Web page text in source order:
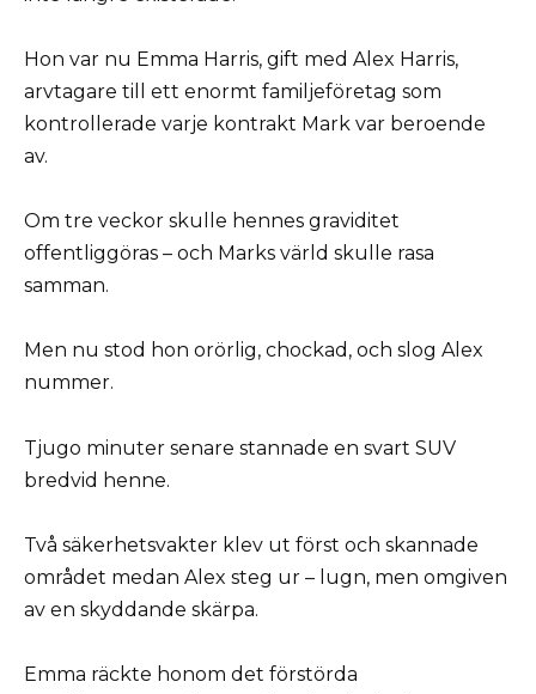
Hon var nu Emma Harris, gift med Alex Harris,
arvtagare till ett enormt familjeföretag som
kontrollerade varje kontrakt Mark var beroende
av.
Om tre veckor skulle hennes graviditet
offentliggöras – och Marks värld skulle rasa
samman.
Men nu stod hon orörlig, chockad, och slog Alex
nummer.
Tjugo minuter senare stannade en svart SUV
bredvid henne.
Två säkerhetsvakter klev ut först och skannade
området medan Alex steg ur – lugn, men omgiven
av en skyddande skärpa.
Emma räckte honom det förstörda